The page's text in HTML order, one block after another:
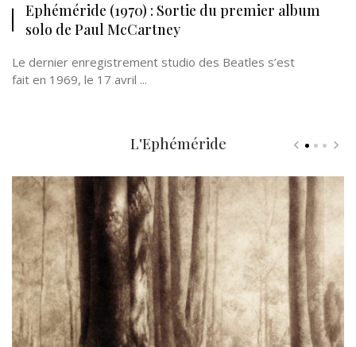
Ephéméride (1970) : Sortie du premier album
solo de Paul McCartney
Le dernier enregistrement studio des Beatles s’est
fait en 1969, le 17 avril ...
L'Ephéméride